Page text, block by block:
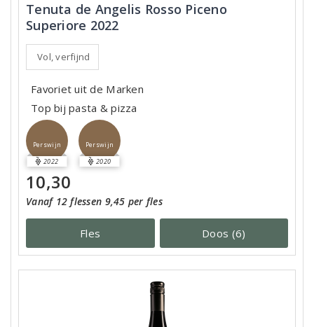
Tenuta de Angelis Rosso Piceno
Superiore 2022
Vol, verfijnd
Favoriet uit de Marken
Top bij pasta & pizza
Perswijn
2022
Perswijn
2020
10,30
Vanaf 12 flessen 9,45 per fles
Fles Doos (6)